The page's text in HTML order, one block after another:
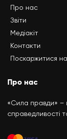
Про нас
Звіти
Медіакіт
Контакти
Поскаржитися на
Про нас
«Сила правди» –
справедливості